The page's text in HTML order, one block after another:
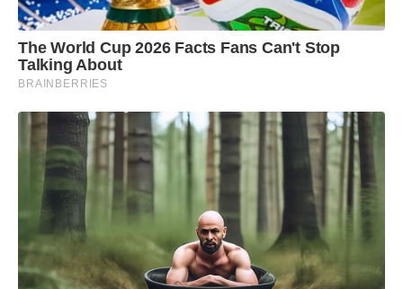
The World Cup 2026 Facts Fans Can't Stop
Talking About
BRAINBERRIES